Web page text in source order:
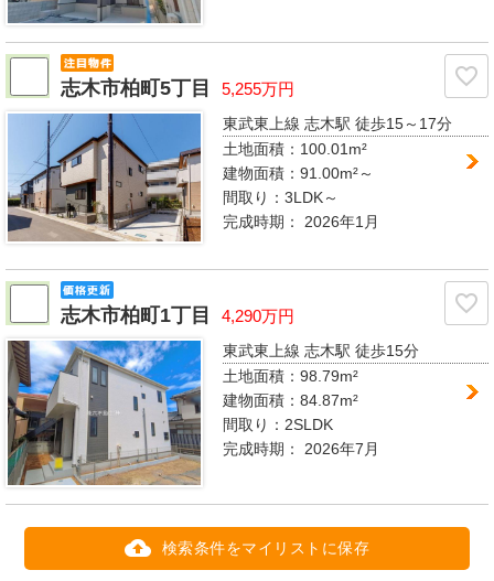
志木市柏町5丁目 5,255万円
東武東上線 志木駅徒歩15～17分
土地面積：100.01m²
建物面積：91.00m²～
間取り：3LDK～
完成時期： 2026年1月
志木市柏町1丁目 4,290万円
東武東上線 志木駅徒歩15分
土地面積：98.79m²
建物面積：84.87m²
間取り： 2SLDK
完成時期： 2026年7月
検索条件をマイリストに保存